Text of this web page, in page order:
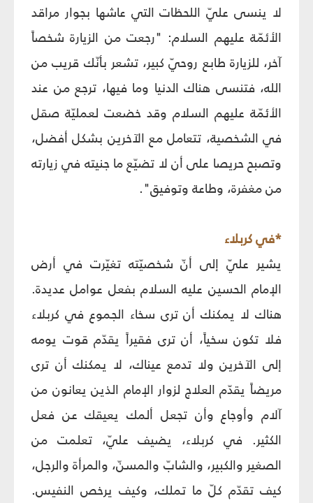
لا ينسى عليّ اللحظات التي عاشها بجوار مراقد
الأئمّة عليهم السلام: "رجعت من الزيارة شخصاً
آخر، للزيارة طابع روحيّ كبير، تشعر بأنّك قريب من
الله، فتنسى هناك الدنيا وما فيها، ترجع من عند
الأئمّة عليهم السلام وقد خضعت لعمليّة صقل
في الشخصية، تتعامل مع الآخرين بشكل أفضل،
وتصبح حريصا على أن لا تضيّع ما جنيته في زيارته
من مغفرة، وطاعة وتوفيق".
*في كربلاء
يشير عليّ إلى أنّ شخصيّته تغيّرت في أرض
الإمام الحسين عليه السلام بفعل عوامل عديدة.
هناك لا يمكنك أن ترى سخاء الجموع في كربلاء
فلا تكون سخياً، أن ترى فقيراً يقدّم قوت يومه
إلى الآخرين ولا تدمع عيناك، لا يمكنك أن ترى
مريضاً يقدّم العلاج لزوار الإمام الذين يعانون من
آلام وأوجاع وأن تجعل ألمك يعيقك عن فعل
الكثير. في كربلاء، يضيف عليّ، تعلمت من
الصغير والكبير، والشابّ والمسنّ، والمرأة والرجل،
كيف تقدّم كلّ ما تملك، وكيف يرخص النفيس.